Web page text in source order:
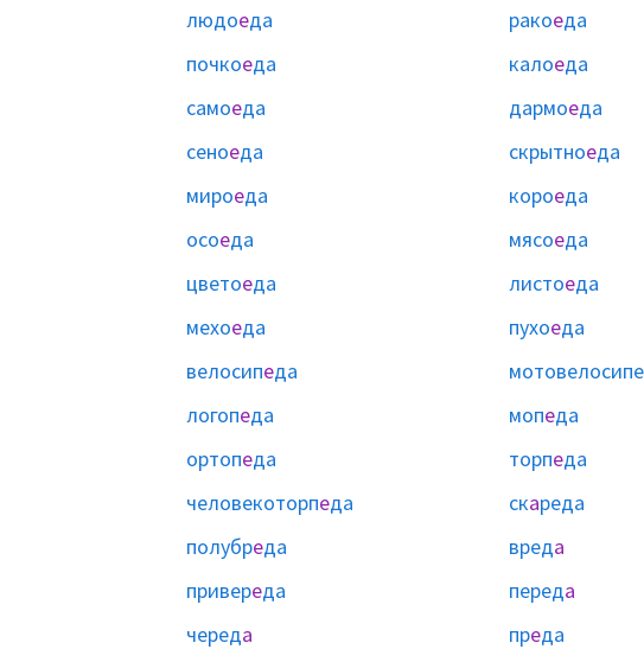
людоеда ракоеда
почкоеда калоеда
самоеда дармоеда
сеноеда скрытноеда
мироеда короеда
осоеда мясоеда
цветоеда листоеда
мехоеда пухоеда
велосипеда мотовелосипе
логопеда мопеда
ортопеда торпеда
человекоторпеда скареда
полубреда вреда
привереда переда
череда преда